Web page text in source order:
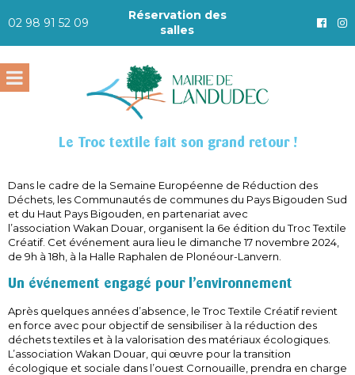
02 98 91 52 09
Réservation des
salles
Le Troc textile fait son grand retour !
Dans le cadre de la Semaine Européenne de Réduction des
Déchets, les Communautés de communes du Pays Bigouden Sud
et du Haut Pays Bigouden, en partenariat avec
l’association Wakan Douar, organisent la 6e édition du Troc Textile
Créatif. Cet événement aura lieu le dimanche 17 novembre 2024,
de 9h à 18h, à la Halle Raphalen de Plonéour-Lanvern.
Un événement engagé pour l’environnement
Après quelques années d’absence, le Troc Textile Créatif revient
en force avec pour objectif de sensibiliser à la réduction des
déchets textiles et à la valorisation des matériaux écologiques.
L’association Wakan Douar, qui œuvre pour la transition
écologique et sociale dans l’ouest Cornouaille, prendra en charge